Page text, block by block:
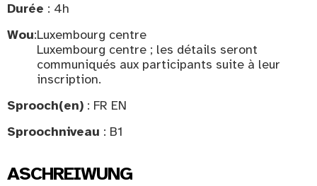
Durée : 4h
Wou:Luxembourg centre
Luxembourg centre ; les détails seront
communiqués aux participants suite à leur
inscription.
Sprooch(en) : FR EN
Sproochniveau : B1
ASCHREIWUNG